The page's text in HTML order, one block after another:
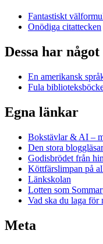
Fantastiskt
Onödiga citattecken
Dessa har
En amerikansk
Fula
Egna länkar
Bokstävlar & AI –
Den stora
Godisbrödet från
Köttfärslimpan på
Länkskolan
Lotten som
Vad ska du laga för
Meta